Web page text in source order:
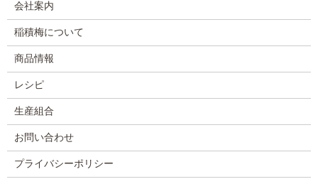
会社案内
稲積梅について
商品情報
レシピ
生産組合
お問い合わせ
プライバシーポリシー